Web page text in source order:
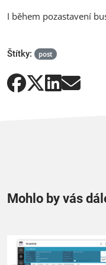
I během pozastavení
Štítky: post
Mohlo by vás